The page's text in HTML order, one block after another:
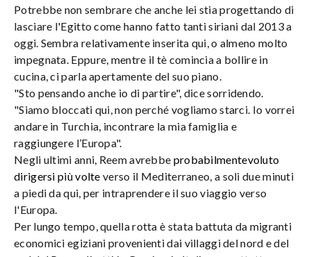
Potrebbe non sembrare che anche lei stia progettando di
lasciare l'Egitto come hanno fatto tanti siriani dal 2013 a
oggi. Sembra relativamente inserita qui, o almeno molto
impegnata. Eppure, mentre il tè comincia a bollire in
cucina, ci parla apertamente del suo piano.
"Sto pensando anche io di partire", dice sorridendo.
"Siamo bloccati qui, non perché vogliamo starci. Io vorrei
andare in Turchia, incontrare la mia famiglia e
raggiungere l’Europa".
Negli ultimi anni, Reem avrebbe probabilmentevoluto
dirigersi più volte verso il Mediterraneo, a soli due minuti
a piedi da qui, per intraprendere il suo viaggio verso
l'Europa.
Per lungo tempo, quella rotta è stata battuta da migranti
economici egiziani provenienti dai villaggi del nord e del